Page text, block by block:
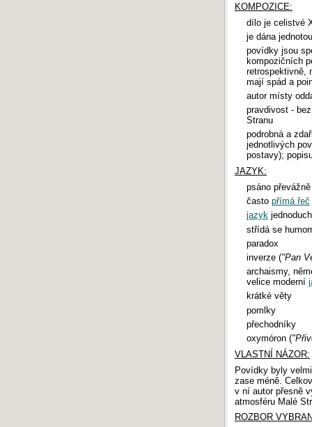
KOMPOZICE:
dílo je celistvé
je dána
povídky jsou
kompozičních
retrospektivně,
mají spád a
autor místy
pravdivost -
Stranu
podrobná a
jednotlivých
postavy);
JAZYK:
psáno
často přímá řeč
jazyk
střídá se
paradox
inverze ("Pan
archaismy,
velice moderní
krátké věty
pomlky
přechodníky
oxymóron (
VLASTNÍ NÁZOR:
Povídky byly
zase méně.
v ní autor přesně
atmosféru Malé
ROZBOR